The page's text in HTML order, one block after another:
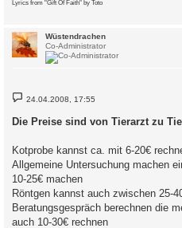
Lyrics from "Gift Of Faith" by Toto
Wüstendrachen
Co-Administrator
B
e
t
g
24.04.2008, 17:55
Die Preise sind von Tierarzt zu
Kotprobe kannst ca. mit 6-20€
Allgemeine Untersuchung machen
10-25€ machen
Röntgen kannst auch zwischen 25-
Beratungsgespräch berechnen die
auch 10-30€ rechnen